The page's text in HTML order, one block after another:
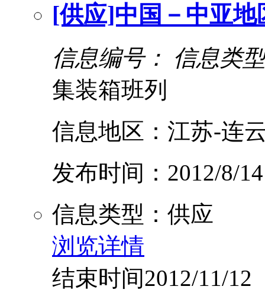
[供应]中国－中亚
信息编号： 信息类
集装箱班列
信息地区：江苏-连
发布时间：2012/8/14
信息类型：供应
浏览详情
结束时间2012/11/12